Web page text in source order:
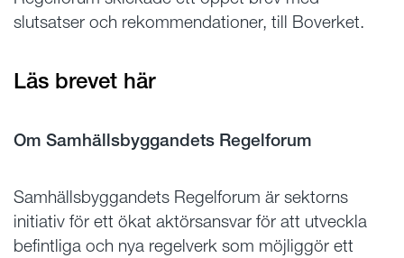
slutsatser och rekommendationer, till Boverket.
Läs brevet här
Om Samhällsbyggandets Regelforum
Samhällsbyggandets Regelforum är sektorns
initiativ för ett ökat aktörsansvar för att utveckla
befintliga och nya regelverk som möjliggör ett